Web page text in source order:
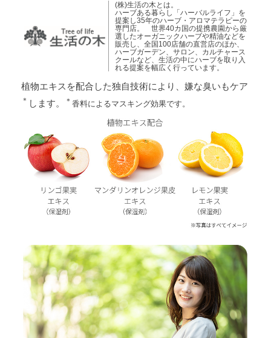
(株)生活の木とは。
ハーブある暮らし「ハーバルライフ」を
提案し35年のハーブ・アロマテラピーの
専門店。 世界40カ国の提携農園から厳
選したオーガニックハーブや精油などを
販売し、全国100店舗の直営店のほか、
ハーブガーデン、サロン、カルチャース
クールなど、生活の中にハーブを取り入
れる提案を幅広く行っています。
植物エキスを配合した独自技術により、嫌な臭いもケア
＊ します。 ＊ 香料によるマスキング効果です。